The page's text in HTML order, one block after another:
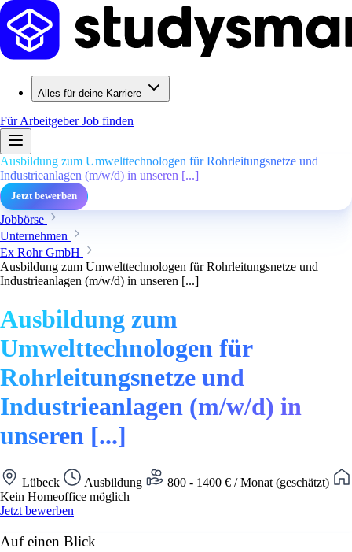
Alles für deine Karriere
Für ArbeitgeberJob finden
Ausbildung zum Umwelttechnologen für Rohrleitungsnetze und
Industrieanlagen (m/w/d) in unseren [...]
Jetzt bewerben
Jobbörse
Unternehmen
Ex Rohr GmbH
Ausbildung zum Umwelttechnologen für Rohrleitungsnetze und
Industrieanlagen (m/w/d) in unseren [...]
Ausbildung zum
Umwelttechnologen für
Rohrleitungsnetze und
Industrieanlagen (m/w/d) in
unseren [...]
Lübeck Ausbildung
800 - 1400 € / Monat (geschätzt)
Kein Homeoffice möglich
Jetzt bewerben
Auf einen Blick